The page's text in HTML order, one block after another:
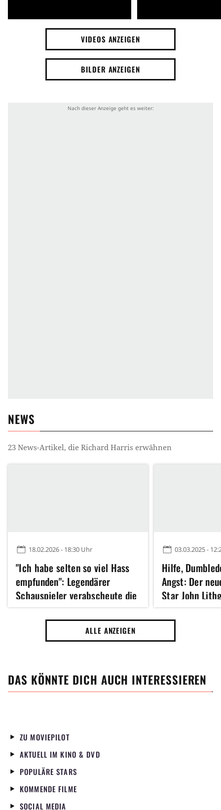
VIDEOS ANZEIGEN
BILDER ANZEIGEN
NEWS
23 News-Artikel, die Richard Harris erwähnen
18.02.2026 - 18:30 Uhr
"Ich habe selten so viel Hass
empfunden": Legendärer
Schauspieler verabscheute die
Zusammenarbeit mit der Mary
Poppins-Darstellerin
03.03.2025 -
Hilfe,
Angst: Der
Star John
geborene
ALLE ANZEIGEN
DAS KÖNNTE DICH AUCH INTERESSIEREN
ZU MOVIEPILOT
AKTUELL IM KINO & DVD
POPULÄRE STARS
KOMMENDE FILME
SOCIAL MEDIA